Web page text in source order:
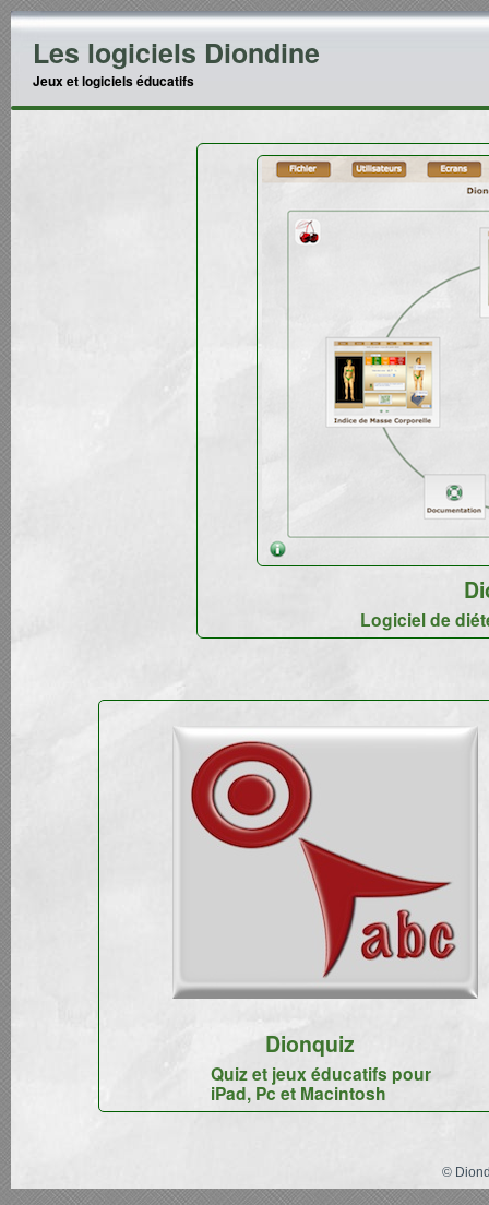
Les logiciels Diondine
Jeux et logiciels éducatifs
Logiciel de
Dionquiz
Quiz et jeux éducatifs pour
iPad, Pc et Macintosh
©